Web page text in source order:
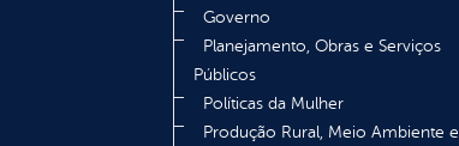
Governo
Planejamento, Obras e Serviços
Públicos
Políticas da Mulher
Produção Rural, Meio Ambiente e